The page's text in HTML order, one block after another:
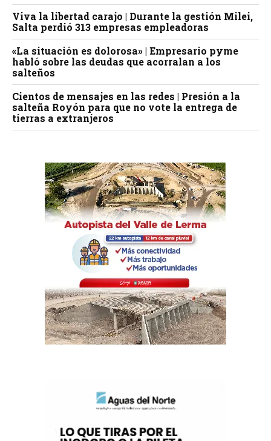
Viva la libertad carajo | Durante la gestión Milei,
Salta perdió 313 empresas empleadoras
«La situación es dolorosa» | Empresario pyme
habló sobre las deudas que acorralan a los
salteños
Cientos de mensajes en las redes | Presión a la
salteña Royón para que no vote la entrega de
tierras a extranjeros